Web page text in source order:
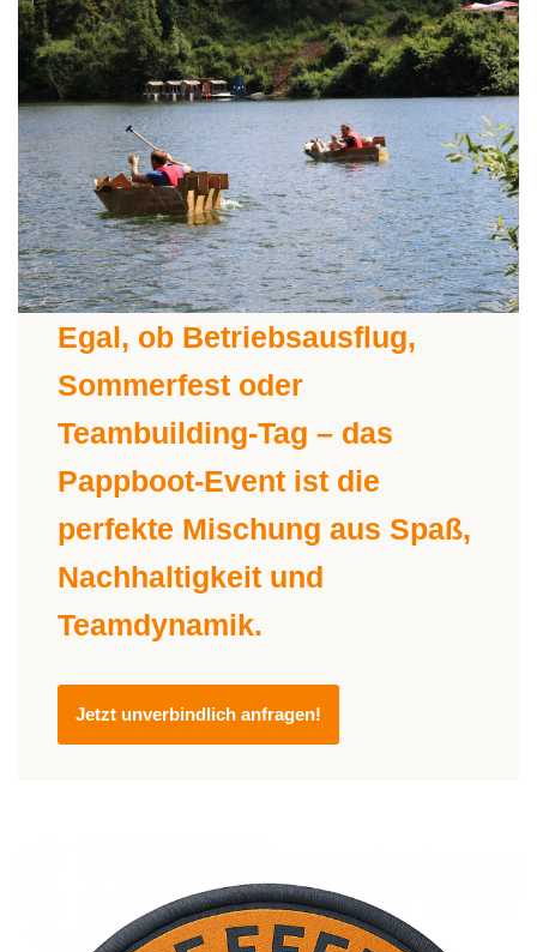
Egal, ob Betriebsausflug,
Sommerfest oder
Teambuilding-Tag – das
Pappboot-Event ist die
perfekte Mischung aus Spaß,
Nachhaltigkeit und
Teamdynamik.
Jetzt unverbindlich anfragen!